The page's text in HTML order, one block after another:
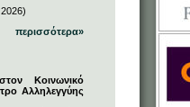
2026)
περισσότερα»
Κοινωνικό
Αλληλεγγύης